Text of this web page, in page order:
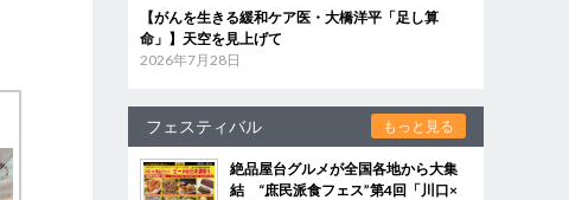
【がんを生きる緩和ケア医・大橋洋平「足し算
命」】天空を見上げて
2026年7月28日
フェスティバル もっと見る
絶品屋台グルメが全国各地から大集
結 “庶民派食フェス”第4回「川口×